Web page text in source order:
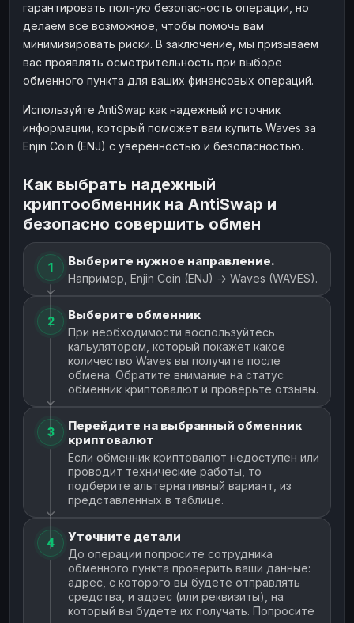
гарантировать полную безопасность операции, но
делаем все возможное, чтобы помочь вам
минимизировать риски. В заключение, мы призываем
вас проявлять осмотрительность при выборе
обменного пункта для ваших финансовых операций.
Используйте AntiSwap как надежный источник
информации, который поможет вам купить Waves за
Enjin Coin (ENJ) с уверенностью и безопасностью.
Как выбрать надежный
криптообменник на AntiSwap и
безопасно совершить обмен
1 Выберите нужное направление.
Например, Enjin Coin (ENJ) → Waves (WAVES).
2 Выберите обменник
При необходимости воспользуйтесь
кальулятором, который покажет какое
количество Waves вы получите после
обмена. Обратите внимание на статус
обменник криптовалют и проверьте отзывы.
3
Перейдите на выбранный обменник
криптовалют
Если обменник криптовалют недоступен или
проводит технические работы, то
подберите альтернативный вариант, из
представленных в таблице.
4 Уточните детали
До операции попросите сотрудника
обменного пункта проверить ваши данные:
адрес, с которого вы будете отправлять
средства, и адрес (или реквизиты), на
который вы будете их получать. Попросите